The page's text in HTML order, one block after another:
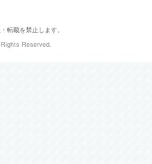
転載を禁止します。
Reserved.